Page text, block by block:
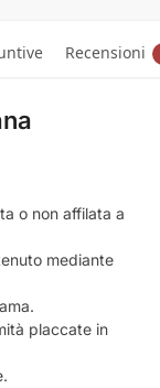
Recensioni
o non affilata a
mediante
placcate in